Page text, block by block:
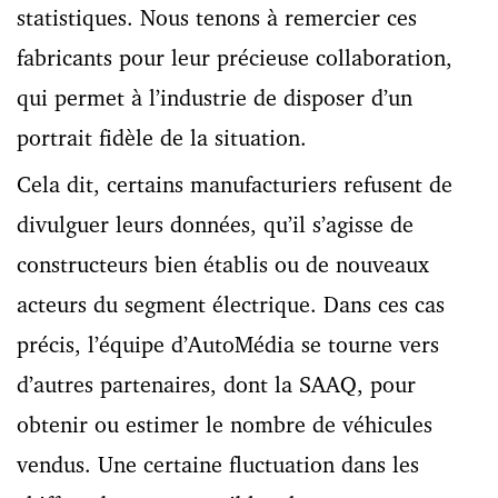
statistiques. Nous tenons à remercier ces
fabricants pour leur précieuse collaboration,
qui permet à l’industrie de disposer d’un
portrait fidèle de la situation.
Cela dit, certains manufacturiers refusent de
divulguer leurs données, qu’il s’agisse de
constructeurs bien établis ou de nouveaux
acteurs du segment électrique. Dans ces cas
précis, l’équipe d’AutoMédia se tourne vers
d’autres partenaires, dont la SAAQ, pour
obtenir ou estimer le nombre de véhicules
vendus. Une certaine fluctuation dans les